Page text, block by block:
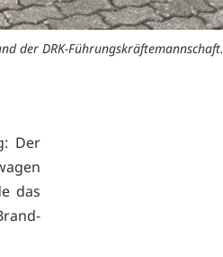
der DRK-Führungskräftemannschaft.
Der
das